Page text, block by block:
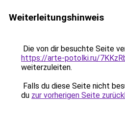
Weiterleitungshinweis
Die von dir besuchte Seite
https://arte-potolki.ru/
weiterzuleiten.
Falls du diese Seite nicht
du zur vorherigen Seite